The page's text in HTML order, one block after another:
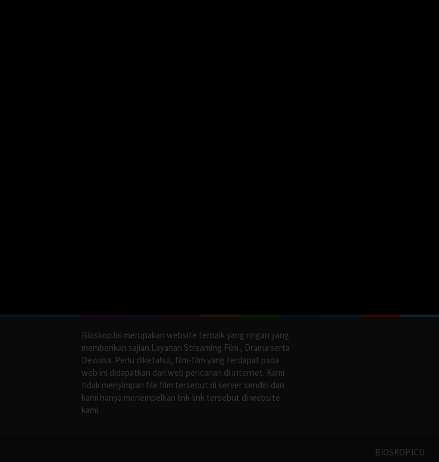
Bioskop.lol merupakan website terbaik yang ringan yang
memberikan sajian Layanan Streaming Film , Drama serta
Dewasa. Perlu diketahui, film-film yang terdapat pada
web ini didapatkan dari web pencarian di internet. Kami
tidak menyimpan file film tersebut di server sendiri dan
kami hanya menempelkan link-link tersebut di website
kami
BIOSKOP.ICU